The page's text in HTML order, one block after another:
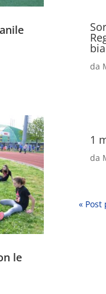
le
da
1
da
« Post